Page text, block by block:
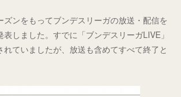
ズンをもってブンデスリーガの放送・配信を
しました。すでに「ブンデスリーガLIVE」
ていましたが、放送も含めてすべて終了と